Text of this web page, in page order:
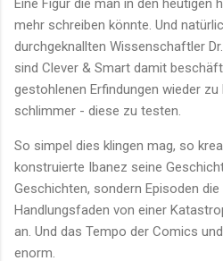
Eine Figur die man in den
mehr schreiben könnte. Und
durchgeknallten Wissenschaftler
sind Clever & Smart damit
gestohlenen Erfindungen wieder
schlimmer - diese zu testen.
So simpel dies klingen mag, so
konstruierte Ibanez seine
Geschichten, sondern Episoden
Handlungsfaden von einer
an. Und das Tempo der Comics
enorm.